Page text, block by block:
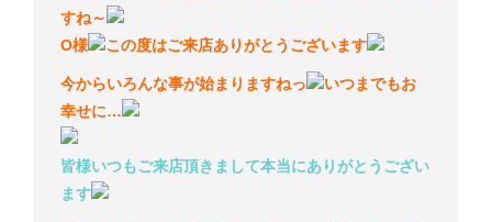
すね～
O様
この度はご来店ありがとうございます
今からいろんな事が始まりますねっ
いつまでもお
幸せに…
皆様いつもご来店頂きまして本当にありがとうござい
ます